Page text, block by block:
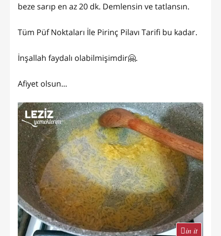
beze sarıp en az 20 dk. Demlensin ve tatlansın.
Tüm Püf Noktaları İle Pirinç Pilavı Tarifi bu kadar.
İnşallah faydalı olabilmişimdir🤗.
Afiyet olsun...
in it